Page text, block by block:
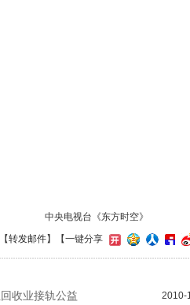
中央电视台《东方时空》
转发邮件】 【一键分享
收业接轨公益
2010-